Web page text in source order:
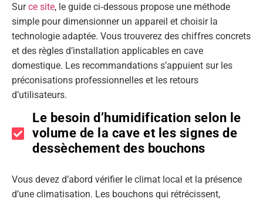
Surce site, le guide ci‑dessous propose une méthode
simple pour dimensionner un appareil et choisir la
technologie adaptée. Vous trouverez des chiffres concrets
et des règles d’installation applicables en cave
domestique. Les recommandations s’appuient sur les
préconisations professionnelles et les retours
d’utilisateurs.
Le besoin d’humidification selon le
volume de la cave et les signes de
dessèchement des bouchons
Vous devez d’abord vérifier le climat local et la présence
d’une climatisation. Les bouchons qui rétrécissent,